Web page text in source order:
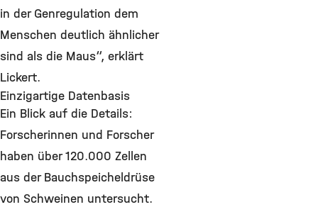
in der Genregulation dem
Menschen deutlich ähnlicher
sind als die Maus“, erklärt
Lickert.
Einzigartige Datenbasis
Ein Blick auf die Details:
Forscherinnen und Forscher
haben über 120.000 Zellen
aus der Bauchspeicheldrüse
von Schweinen untersucht.